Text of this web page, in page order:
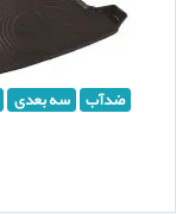
ضدآب سه بعدی